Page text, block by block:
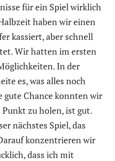
für ein Spiel wirklich
haben wir einen
kassiert, aber schnell
Wir hatten im ersten
In der
es, was alles noch
gute Chance konnten wir
zu holen, ist gut.
nächstes Spiel, das
konzentrieren wir
dass ich mit